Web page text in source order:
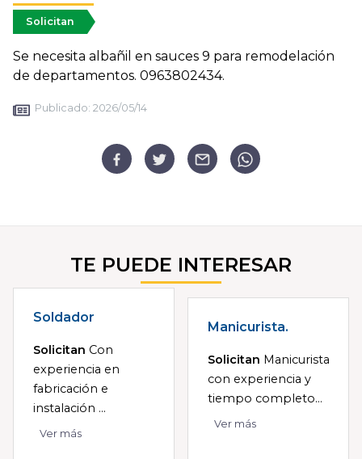
Solicitan
Se necesita albañil en sauces 9 para remodelación
de departamentos. 0963802434.
Publicado: 2026/05/14
TE PUEDE INTERESAR
Soldador
Solicitan Con
experiencia en
fabricación e
instalación ...
Ver más
Manicurista.
Solicitan Manicurista
con experiencia y
tiempo completo...
Ver más